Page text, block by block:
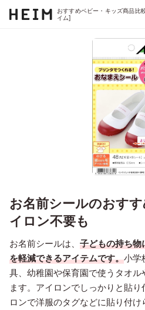
おすすめベビー・キッズ商品比
イム]
お名前シールのおす
イロン不要も
お名前シールは、 子どもの持ち物
を軽減できるアイテムです。小学
具、幼稚園や保育園で使うタオル
ます。アイロンでしっかりと貼
ロンで洋服のタグなどに貼り付